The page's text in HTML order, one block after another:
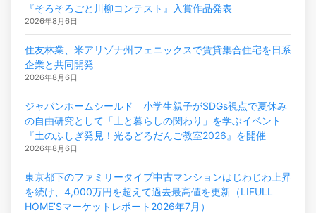
『そろそろごと川柳コンテスト』入賞作品発表
2026年8月6日
住友林業、米アリゾナ州フェニックスで賃貸集合住宅を日系
企業と共同開発
2026年8月6日
ジャパンホームシールド 小学生親子がSDGs視点で夏休み
の自由研究として「土と暮らしの関わり」を学ぶイベント
『土のふしぎ発見！光るどろだんご教室2026』を開催
2026年8月6日
東京都下のファミリータイプ中古マンションはじわじわ上昇
を続け、4,000万円を超えて過去最高値を更新（LIFULL
HOME’Sマーケットレポート2026年7月）